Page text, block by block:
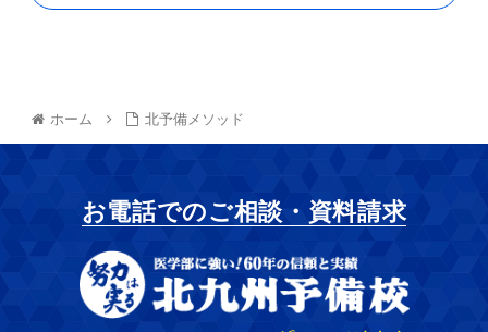
ホーム 北予備メソッド
お電話でのご相談・資料請求